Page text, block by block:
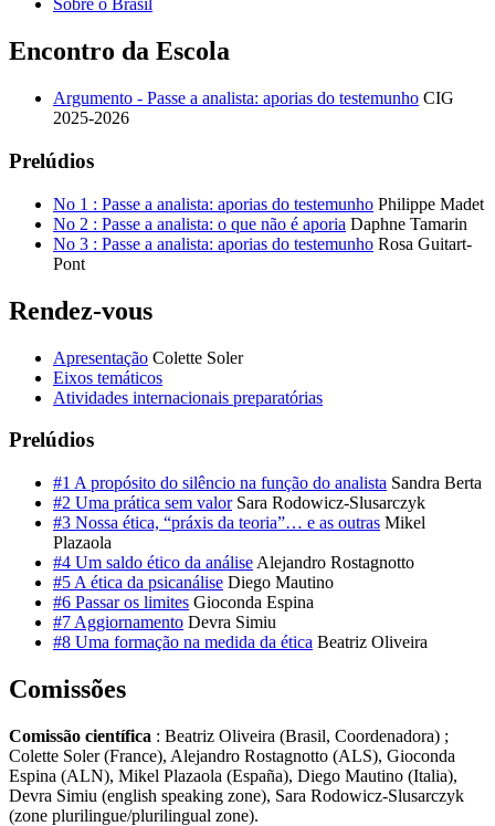
Sobre o Brasil
Encontro da Escola
Argumento - Passe a analista: aporias do testemunho CIG
2025-2026
Prelúdios
No 1 : Passe a analista: aporias do testemunho Philippe Madet
No 2 : Passe a analista: o que não é aporia Daphne Tamarin
No 3 : Passe a analista: aporias do testemunho ​Rosa Guitart-
Pont
Rendez-vous
Apresentação Colette Soler
Eixos temáticos
Atividades internacionais preparatórias
Prelúdios
#1 A propósito do silêncio na função do analista Sandra Berta
#2 Uma prática sem valorSara Rodowicz-Slusarczyk
#3 Nossa ética, “práxis da teoria”… e as outras Mikel
Plazaola
#4 Um saldo ético da análise Alejandro Rostagnotto
#5 A ética da psicanálise Diego Mautino
#6 Passar os limites Gioconda Espina
#7 Aggiornamento Devra Simiu
#8 Uma formação na medida da ética Beatriz Oliveira
Comissões
Comissão científica : Beatriz Oliveira (Brasil, Coordenadora) ;
Colette Soler (France), Alejandro Rostagnotto (ALS), Gioconda
Espina (ALN), Mikel Plazaola (España), Diego Mautino (Italia),
Devra Simiu (english speaking zone), Sara Rodowicz-Slusarczyk
(zone plurilingue/plurilingual zone).